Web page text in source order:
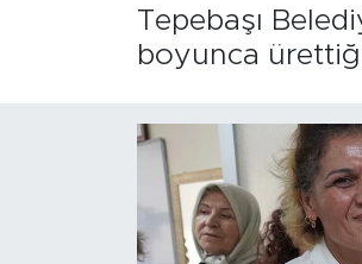
Tepebaşı
boyunca